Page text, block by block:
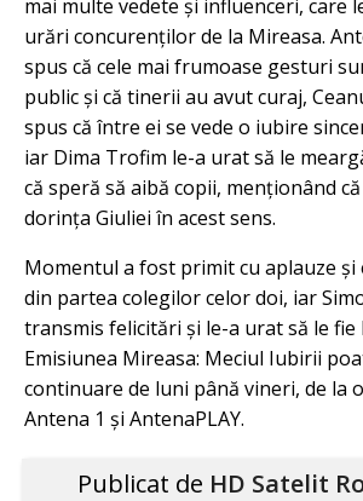
mai multe vedete și influenceri, care
urări concurenților de la Mireasa.
spus că cele mai frumoase gesturi
public și că tinerii au avut curaj,
spus că între ei se vede o iubire
iar Dima Trofim le-a urat să le
că speră să aibă copii, menționând
dorința Giuliei în acest sens.
Momentul a fost primit cu aplauze
din partea colegilor celor doi, iar
transmis felicitări și le-a urat să le fie
Emisiunea Mireasa: Meciul Iubirii
continuare de luni până vineri, de la
Antena 1 și AntenaPLAY.
Publicat de HD Satelit